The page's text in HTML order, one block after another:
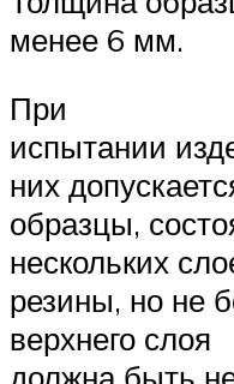
менее 6 мм.
При
испытании
них
образцы,
нескольких
резины, но не
верхнего слоя